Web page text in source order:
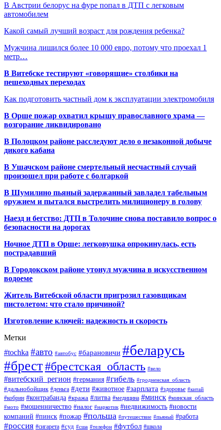
В Австрии белорус на фуре попал в ДТП с легковым
автомобилем
Какой самый лучший возраст для рождения ребенка?
Мужчина лишился более 10 000 евро, потому что проехал 1
метр…
В Витебске тестируют «говорящие» столбики на
пешеходных переходах
Как подготовить частный дом к эксплуатации электромобиля
В Орше пожар охватил крышу православного храма —
возгорание ликвидировано
В Полоцком районе расследуют дело о незаконной добыче
дикого кабана
В Ушачском районе смертельный несчастный случай
произошел при работе с болгаркой
В Шумилино пьяный задержанный завладел табельным
оружием и пытался выстрелить милиционеру в голову
Наезд и бегство: ДТП в Толочине снова поставило вопрос о
безопасности на дорогах
Ночное ДТП в Орше: легковушка опрокинулась, есть
пострадавший
В Городокском районе утонул мужчина в искусственном
водоеме
Житель Витебской области пригрозил газовщикам
пистолетом: что стало причиной?
Изготовление ключей: надежность и скорость
Метки
#tochka #авто #автобус #барановичи #беларусь
#брест#брестская_область #вело
#витебский_регион #германия #гибель #гродненская_область
#дальнобойщик #деньга #дети #животное #зарплата #здоровье #китай
#кобрин #контрабанда #кража #литва #медицина #минск #минская_область
#мото #мошенничество #налог #наркотик #недвижимость #новости
компаний #пинск #пожар #польша #путешествие #пьяный #работа
#россия #сигарета #суд #сша #телефон #футбол #школа